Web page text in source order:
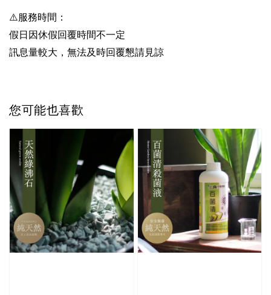
⚠️服務時間：
假日因休假回覆時間不一定
訊息量較大，無法及時回覆懇請見諒
您可能也喜歡